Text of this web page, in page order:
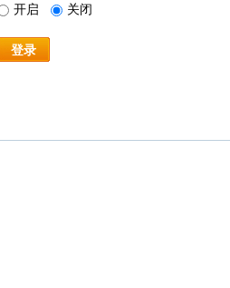
开启 关闭
登录